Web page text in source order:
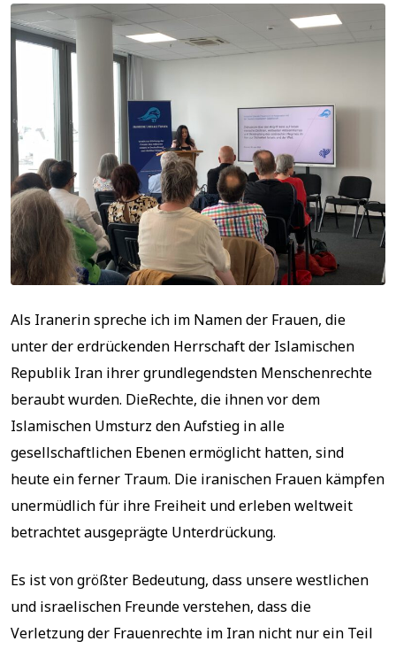
Als Iranerin spreche ich im Namen der Frauen, die
unter der erdrückenden Herrschaft der Islamischen
Republik Iran ihrer grundlegendsten Menschenrechte
beraubt wurden. DieRechte, die ihnen vor dem
Islamischen Umsturz den Aufstieg in alle
gesellschaftlichen Ebenen ermöglicht hatten, sind
heute ein ferner Traum. Die iranischen Frauen kämpfen
unermüdlich für ihre Freiheit und erleben weltweit
betrachtet ausgeprägte Unterdrückung.
Es ist von größter Bedeutung, dass unsere westlichen
und israelischen Freunde verstehen, dass die
Verletzung der Frauenrechte im Iran nicht nur ein Teil